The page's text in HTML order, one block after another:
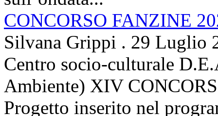
CONCORSO FANZINE
Silvana Grippi . 29 Luglio
Centro socio-culturale
Ambiente) XIV
Progetto inserito nel